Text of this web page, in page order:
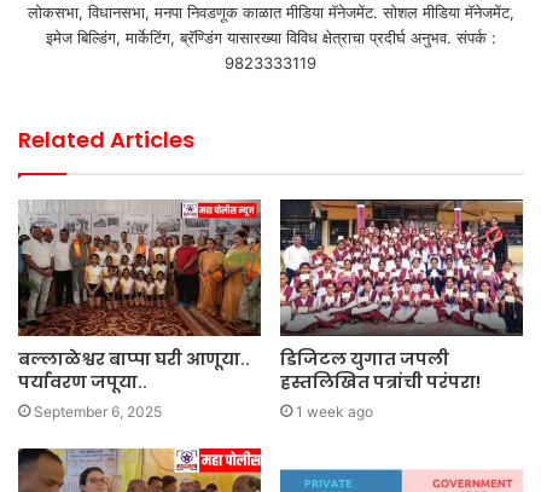
लोकसभा, विधानसभा, मनपा निवडणूक काळात मीडिया मॅनेजमेंट. सोशल मीडिया मॅनेजमेंट,
इमेज बिल्डिंग, मार्केटिंग, ब्रॅण्डिंग यासारख्या विविध क्षेत्राचा प्रदीर्घ अनुभव. संपर्क :
9823333119
Related Articles
बल्लाळेश्वर बाप्पा घरी आणूया..
पर्यावरण जपूया..
September 6, 2025
डिजिटल युगात जपली
हस्तलिखित पत्रांची परंपरा!
1 week ago